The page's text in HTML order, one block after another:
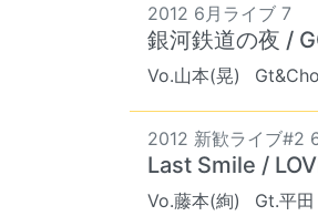
2012 6月ライブ 7
銀河鉄道の夜 /
Vo.山本(晃)
2012 新歓ライブ#2
Last Smile /
Vo.藤本(絢) Gt.平田